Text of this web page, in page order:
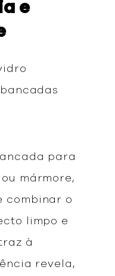
e
para
mármore,
combinar o
limpo e
à
revela,